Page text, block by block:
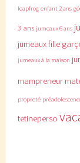
leapfrog enfant 2 ans
3 ans jumeaux 6 ans
jumeaux fille
jumeaux à la maison
mampreneur
propreté
tetineperso